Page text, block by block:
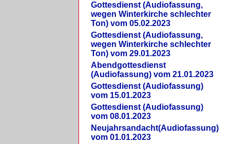
Gottesdienst (Audiofassung,
wegen Winterkirche schlechter
Ton) vom 05.02.2023
Gottesdienst (Audiofassung,
wegen Winterkirche schlechter
Ton) vom 29.01.2023
Abendgottesdienst
(Audiofassung) vom 21.01.2023
Gottesdienst (Audiofassung)
vom 15.01.2023
Gottesdienst (Audiofassung)
vom 08.01.2023
Neujahrsandacht(Audiofassung)
vom 01.01.2023